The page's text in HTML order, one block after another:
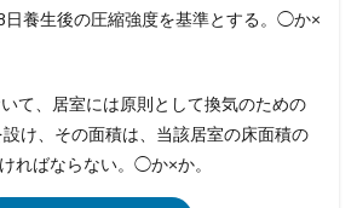
日養生後の圧縮強度を基準とする。◯か×
て、居室には原則として換気のための
け、その面積は、当該居室の床面積の
ればならない。◯か×か。